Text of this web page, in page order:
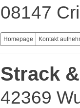
08147
Homepage Kontakt
Strack
42369